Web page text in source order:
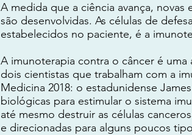
A medida que a ciência avança,
são desenvolvidas. As células de
estabelecidos no paciente, é a
A imunoterapia contra o câncer é
dois cientistas que trabalham com a
Medicina 2018: o estadunidense
biológicas para estimular o sistema
até mesmo destruir as células
e direcionadas para alguns poucos